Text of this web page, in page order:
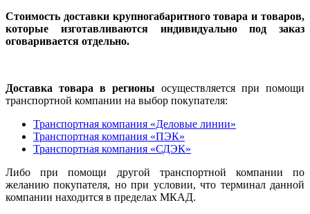
Стоимость доставки крупногабаритного товара и товаров,
которые изготавливаются индивидуально под заказ
оговаривается отдельно.
Доставка товара в регионы осуществляется при помощи
транспортной компании на выбор покупателя:
Транспортная компания «Деловые линии»
Транспортная компания «ПЭК»
Транспортная компания «СДЭК»
Либо при помощи другой транспортной компании по
желанию покупателя, но при условии, что терминал данной
компании находится в пределах МКАД.